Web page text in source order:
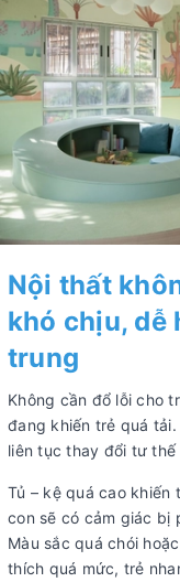
Nội thất
khó chịu, dễ
trung
Không cần đổ lỗi cho
đang khiến trẻ quá
liên tục thay đổi tư
Tủ – kệ quá cao khiến
con sẽ có cảm giác bị
Màu sắc quá chói
thích quá mức, trẻ